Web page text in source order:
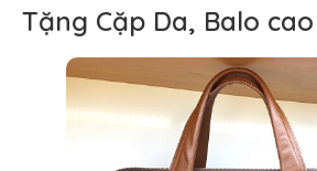
Tặng Cặp Da, Balo